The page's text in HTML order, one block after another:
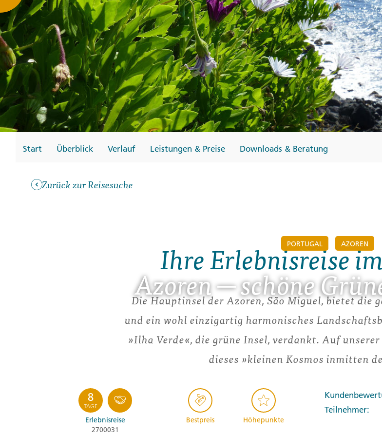
Finnland
→
Gutscheine
Messen und Veranstaltungen
Notfallteam und
Krisenmanagement
→
→
PORTUGAL AZOREN
Azoren ─ schöne
Start Überblick Verlauf Leistungen & Preise Downloads & Beratung
Zurück zur Reisesuche
Ihre Erlebnisreise
Die Hauptinsel der Azoren, São Miguel, bietet die
und ein wohl einzigartig harmonisches
»Ilha Verde«, die grüne Insel, verdankt. Auf
dieses »kleinen Kosmos inmitten
8
TAGE
Erlebnisreise
2700031
Bestpreis Höhepunkte
Teilnehmer: